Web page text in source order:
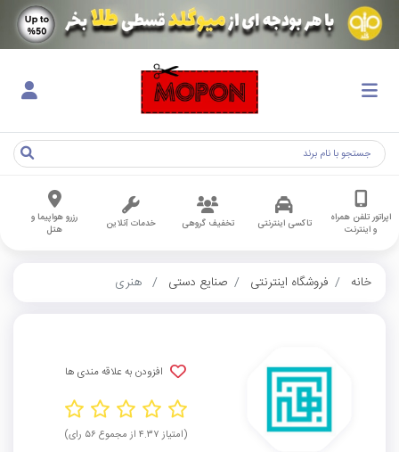
اپراتور تلفن همراه
و اینترنت
تاکسی اینترنتی تخفیف گروهی خدمات آنلاین
رزرو هواپیما و
هتل
خانه فروشگاه اینترنتی صنایع دستی هنری
افزودن به علاقه مندی ها
(امتیاز ۴.۳۷ از مجموع ۵۶ رای)